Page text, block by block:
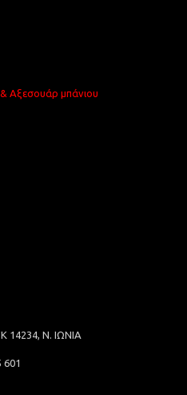
Αξεσουάρ μπάνιου
14234, Ν. ΙΩΝΙΑ
601